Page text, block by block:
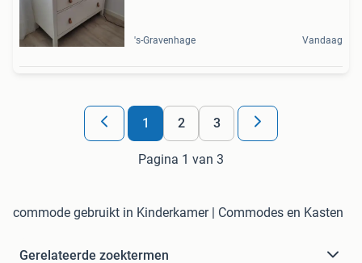
's-Gravenhage Vandaag
1 2 3
Pagina 1 van 3
commode gebruikt in Kinderkamer | Commodes en Kasten
Gerelateerde zoektermen